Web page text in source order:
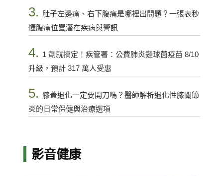
3. 肚子左邊痛、右下腹痛是哪裡出問題？一張表秒
懂腹痛位置潛在疾病與警訊
4. 1 劑就搞定！疾管署：公費肺炎鏈球菌疫苗 8/10
升級，預計 317 萬人受惠
5. 膝蓋退化一定要開刀嗎？醫師解析退化性膝關節
炎的日常保健與治療選項
影音健康